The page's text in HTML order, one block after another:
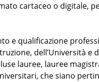
cartaceo o digitale,
e qualificazione
dell’Università e
lauree, lauree
che siano